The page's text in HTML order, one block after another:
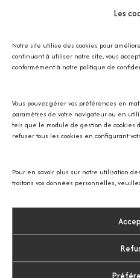
Les
Notre site utilise des cookies pour
continuant à utiliser notre site, vous
conformément à notre politique de
Vous pouvez gérer vos préférences en
paramètres de votre navigateur ou en
tels que le module de gestion de cookies
refuser tous les cookies en configurant
Pour en savoir plus sur notre utilisation
traitons vos données personnelles,